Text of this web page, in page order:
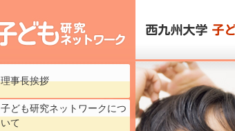
理事長挨拶
子ども研究ネットワークにつ
いて